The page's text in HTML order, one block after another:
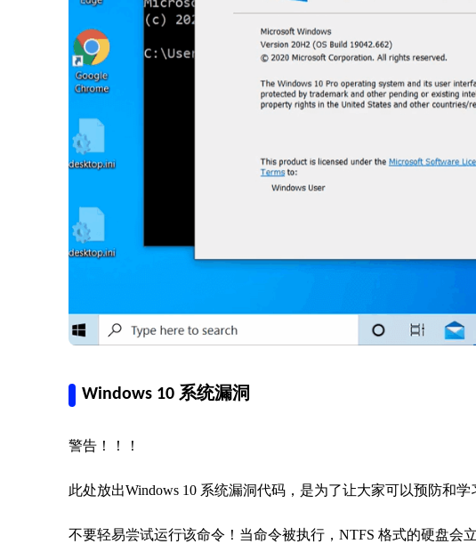
Windows 10 系统漏洞
警告！！！
此处放出Windows 10 系统漏洞代码，是为了让大家可以预防和学
不要轻易尝试运行该命令！当命令被执行，NTFS 格式的硬盘会